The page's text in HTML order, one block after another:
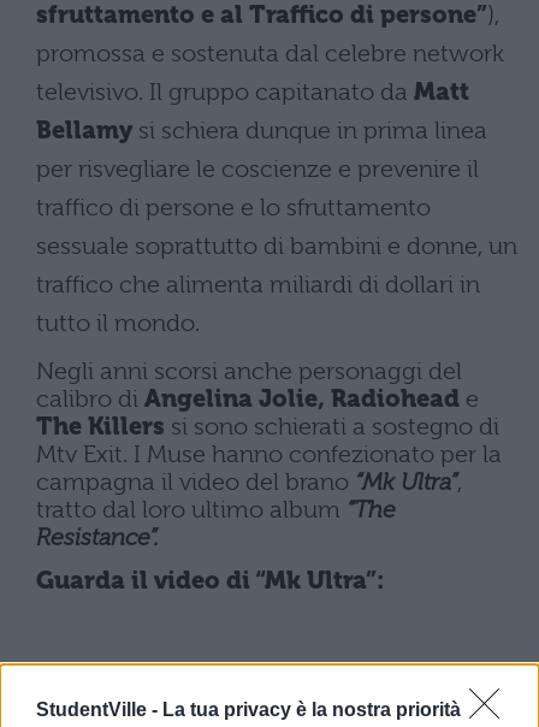
StudentVille - La tua privacy è la nostra priorità
sfruttamento e al Traffico di persone”),
promossa e sostenuta dal celebre network
televisivo. Il gruppo capitanato da Matt
Bellamy si schiera dunque in prima linea
per risvegliare le coscienze e prevenire il
traffico di persone e lo sfruttamento
sessuale soprattutto di bambini e donne, un
traffico che alimenta miliardi di dollari in
tutto il mondo.
Negli anni scorsi anche personaggi del
calibro di Angelina Jolie, Radiohead e
The Killers si sono schierati a sostegno di
Mtv Exit. I Muse hanno confezionato per la
campagna il video del brano “Mk Ultra”,
tratto dal loro ultimo album “The
Resistance”.
Guarda il video di “Mk Ultra”: